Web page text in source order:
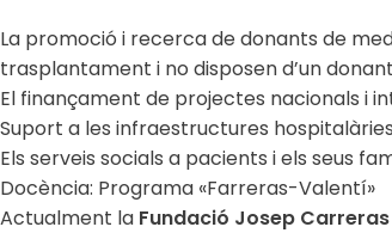
La promoció i recerca de donants de
trasplantament i no disposen d’un
El finançament de projectes nacionals i
Suport a les infraestructures hospitalàries
Els serveis socials a pacients i els seus
Docència: Programa «Farreras-Valentí»
Actualment la Fundació Josep Carreras